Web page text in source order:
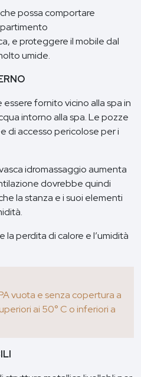
possa comportare
e proteggere il mobile dal
umide.
fornito vicino alla spa in
intorno alla spa. Le pozze
di accesso pericolose per i
idromassaggio aumenta
dovrebbe quindi
la stanza e i suoi elementi
la perdita di calore e l’umidità
vuota e senza copertura a
ai 50° C o inferiori a